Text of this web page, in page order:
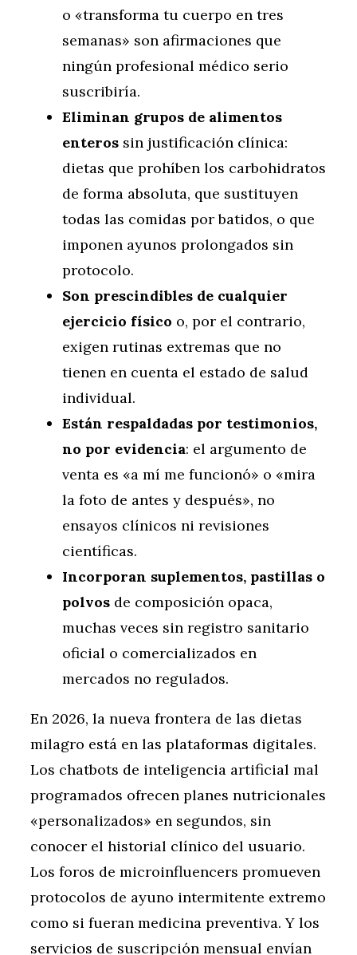
o «transforma tu cuerpo en tres
semanas» son afirmaciones que
ningún profesional médico serio
suscribiría.
Eliminan grupos de alimentos
enteros sin justificación clínica:
dietas que prohíben los carbohidratos
de forma absoluta, que sustituyen
todas las comidas por batidos, o que
imponen ayunos prolongados sin
protocolo.
Son prescindibles de cualquier
ejercicio físico o, por el contrario,
exigen rutinas extremas que no
tienen en cuenta el estado de salud
individual.
Están respaldadas por testimonios,
no por evidencia: el argumento de
venta es «a mí me funcionó» o «mira
la foto de antes y después», no
ensayos clínicos ni revisiones
científicas.
Incorporan suplementos, pastillas o
polvos de composición opaca,
muchas veces sin registro sanitario
oficial o comercializados en
mercados no regulados.
En 2026, la nueva frontera de las dietas
milagro está en las plataformas digitales.
Los chatbots de inteligencia artificial mal
programados ofrecen planes nutricionales
«personalizados» en segundos, sin
conocer el historial clínico del usuario.
Los foros de microinfluencers promueven
protocolos de ayuno intermitente extremo
como si fueran medicina preventiva. Y los
servicios de suscripción mensual envían